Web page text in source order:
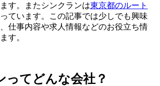
す。またシンクランは東京都のルート
ています。この記事では少しでも興味
仕事内容や求人情報などのお役立ち情
す。
ってどんな会社？